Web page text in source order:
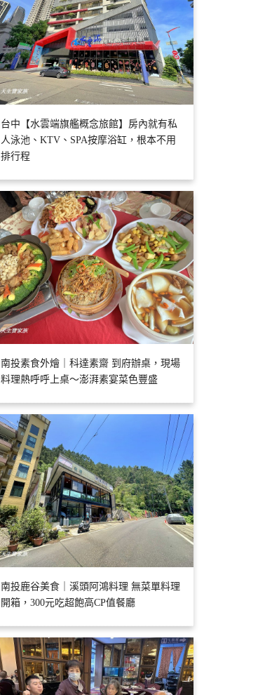
台中【水雲端旗艦概念旅館】房內就有私
人泳池、KTV、SPA按摩浴缸，根本不用
排行程
南投素食外燴｜科達素齋 到府辦桌，現場
料理熱呼呼上桌～澎湃素宴菜色豐盛
南投鹿谷美食｜溪頭阿鴻料理 無菜單料理
開箱，300元吃超飽高CP值餐廳